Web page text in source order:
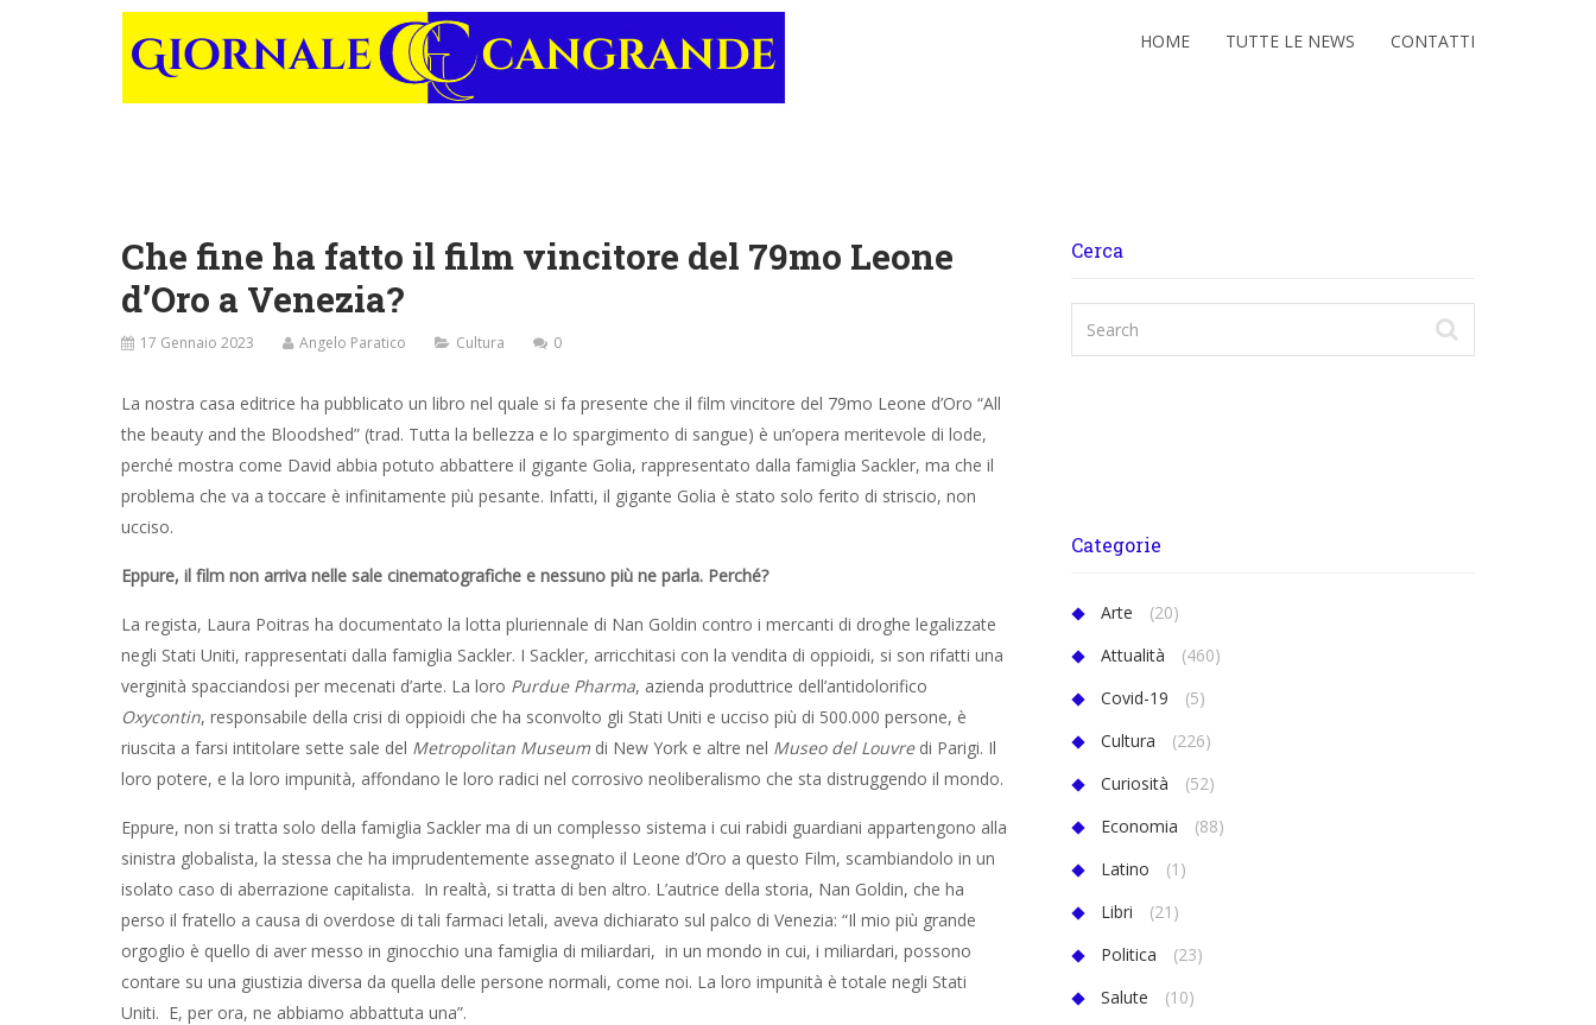
HOME TUTTE LE NEWS CONTATTI
Che fine ha fatto il film vincitore del 79mo Leone
d’Oro a Venezia?
17 Gennaio 2023 Angelo Paratico Cultura 0
La nostra casa editrice ha pubblicato un libro nel quale si fa presente che il film vincitore del 79mo Leone d’Oro “All
the beauty and the Bloodshed” (trad. Tutta la bellezza e lo spargimento di sangue) è un’opera meritevole di lode,
perché mostra come David abbia potuto abbattere il gigante Golia, rappresentato dalla famiglia Sackler, ma che il
problema che va a toccare è infinitamente più pesante. Infatti, il gigante Golia è stato solo ferito di striscio, non
ucciso.
Eppure, il film non arriva nelle sale cinematografiche e nessuno più ne parla. Perché?
La regista, Laura Poitras ha documentato la lotta pluriennale di Nan Goldin contro i mercanti di droghe legalizzate
negli Stati Uniti, rappresentati dalla famiglia Sackler. I Sackler, arricchitasi con la vendita di oppioidi, si son rifatti una
verginità spacciandosi per mecenati d’arte. La loro Purdue Pharma, azienda produttrice dell’antidolorifico
Oxycontin, responsabile della crisi di oppioidi che ha sconvolto gli Stati Uniti e ucciso più di 500.000 persone, è
riuscita a farsi intitolare sette sale del Metropolitan Museum di New York e altre nel Museo del Louvredi Parigi. Il
loro potere, e la loro impunità, affondano le loro radici nel corrosivo neoliberalismo che sta distruggendo il mondo.
Eppure, non si tratta solo della famiglia Sackler ma di un complesso sistema i cui rabidi guardiani appartengono alla
sinistra globalista, la stessa che ha imprudentemente assegnato il Leone d’Oro a questo Film, scambiandolo in un
isolato caso di aberrazione capitalista. In realtà, si tratta di ben altro. L’autrice della storia, Nan Goldin, che ha
perso il fratello a causa di overdose di tali farmaci letali, aveva dichiarato sul palco di Venezia: “Il mio più grande
orgoglio è quello di aver messo in ginocchio una famiglia di miliardari, in un mondo in cui, i miliardari, possono
contare su una giustizia diversa da quella delle persone normali, come noi. La loro impunità è totale negli Stati
Uniti. E, per ora, ne abbiamo abbattuta una”.
Cerca
Categorie
Arte
(20)
Attualità
(460)
Covid-19
(5)
Cultura
(226)
Curiosità
(52)
Economia
(88)
Latino
(1)
Libri
(21)
Politica
(23)
Salute
(10)